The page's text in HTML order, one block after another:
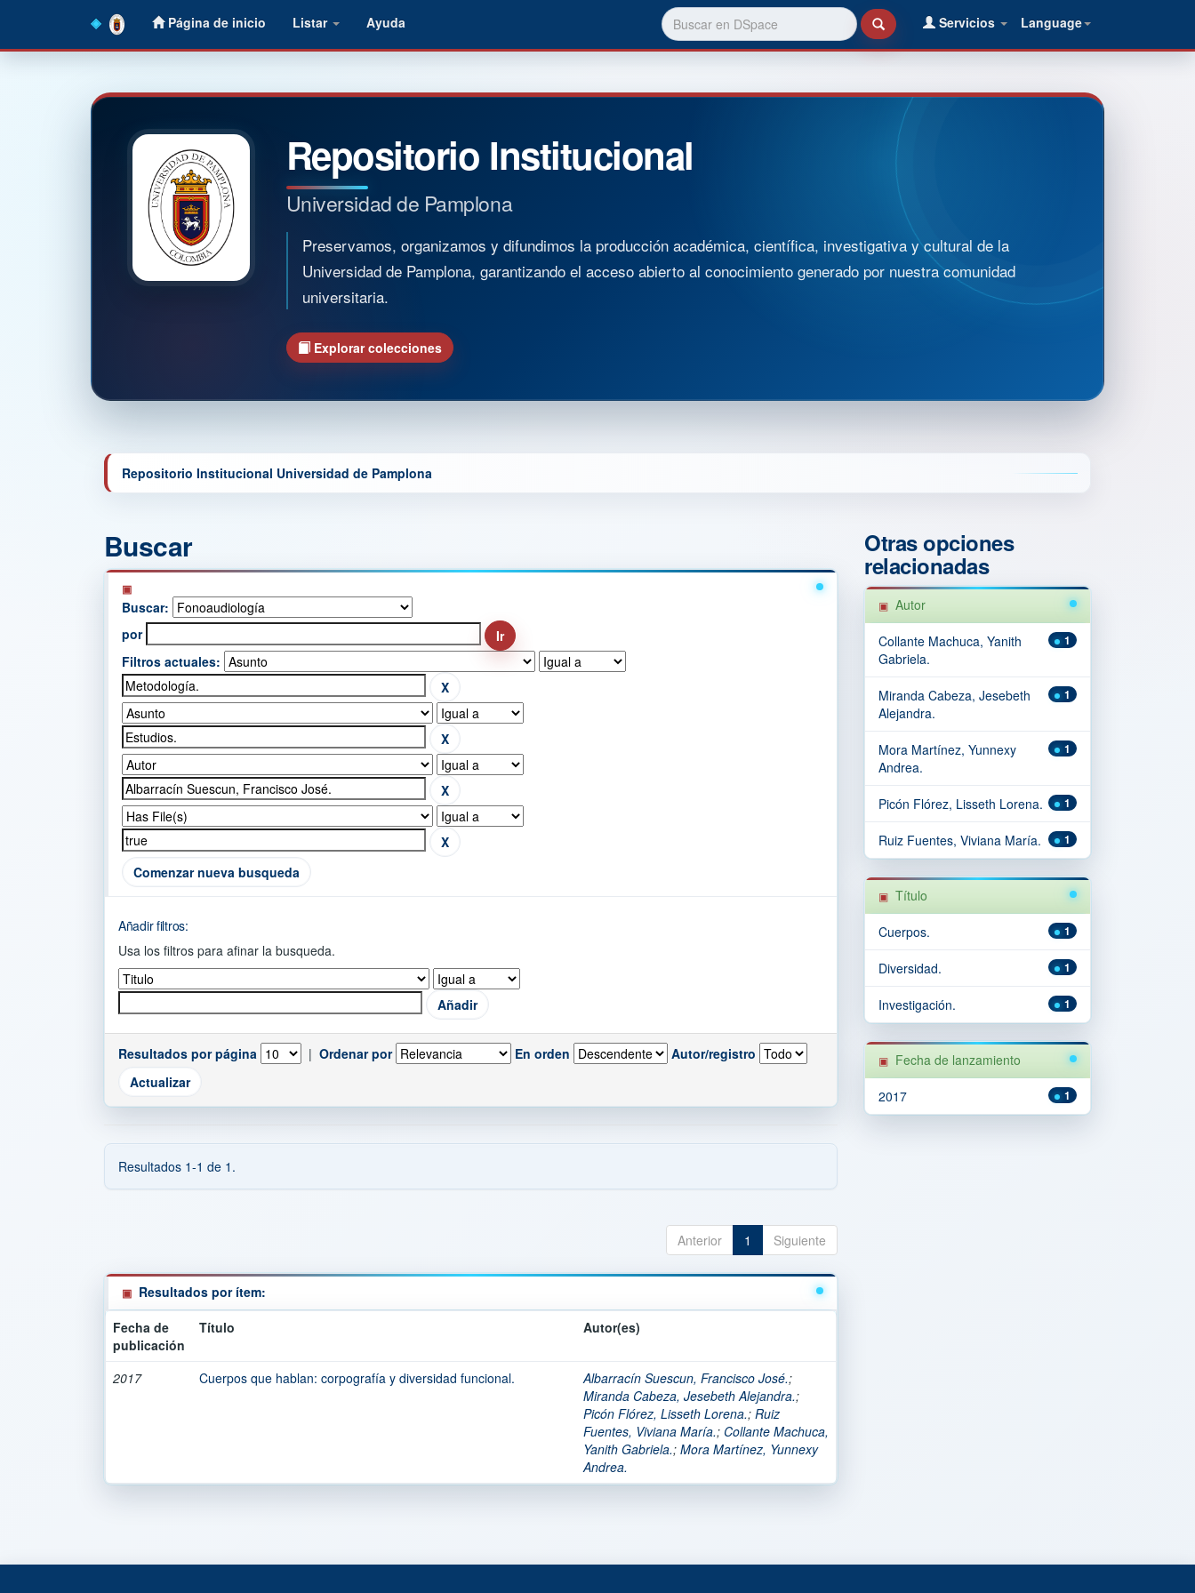
Página de inicio Listar Ayuda Language
Servicios
Repositorio Institucional
Universidad de Pamplona
Preservamos, organizamos y difundimos la producción académica, científica, investigativa y cultural de la
Universidad de Pamplona, garantizando el acceso abierto al conocimiento generado por nuestra comunidad
universitaria.
Explorar colecciones
Repositorio Institucional Universidad de Pamplona
Buscar
Buscar:
por
Filtros actuales:
Comenzar nueva busqueda
Añadir filtros:
Usa los filtros para afinar la busqueda.
Resultados por página | Ordenar por En orden Autor/registro
Resultados 1-1 de 1.
Anterior 1 Siguiente
Resultados por ítem:
Fecha de
publicación
Título Autor(es)
2017 Cuerpos que hablan: corpografía y diversidad funcional. Albarracín Suescun, Francisco José.;
Miranda Cabeza, Jesebeth Alejandra.;
Picón Flórez, Lisseth Lorena.; Ruiz
Fuentes, Viviana María.; Collante Machuca,
Yanith Gabriela.; Mora Martínez, Yunnexy
Andrea.
Otras opciones
relacionadas
Autor
1
Collante Machuca, Yanith
Gabriela.
1
Miranda Cabeza, Jesebeth
Alejandra.
1
Mora Martínez, Yunnexy
Andrea.
1
Picón Flórez, Lisseth Lorena.
1
Ruiz Fuentes, Viviana María.
Título
1
Cuerpos.
1
Diversidad.
1
Investigación.
Fecha de lanzamiento
1
2017